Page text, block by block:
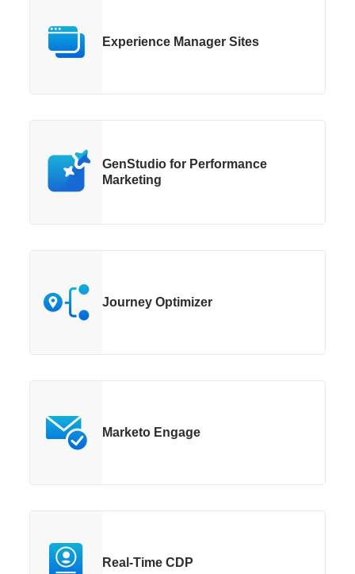
Experience Manager Sites
GenStudio for Performance
Marketing
Journey Optimizer
Marketo Engage
Real-Time CDP